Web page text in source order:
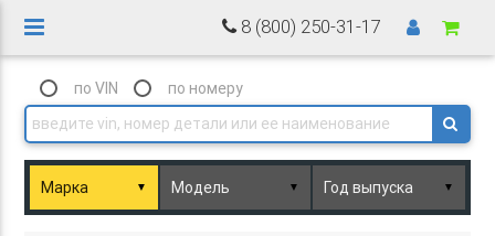
8 (800) 250-31-17
по VIN по номеру
▼ ▼ ▼